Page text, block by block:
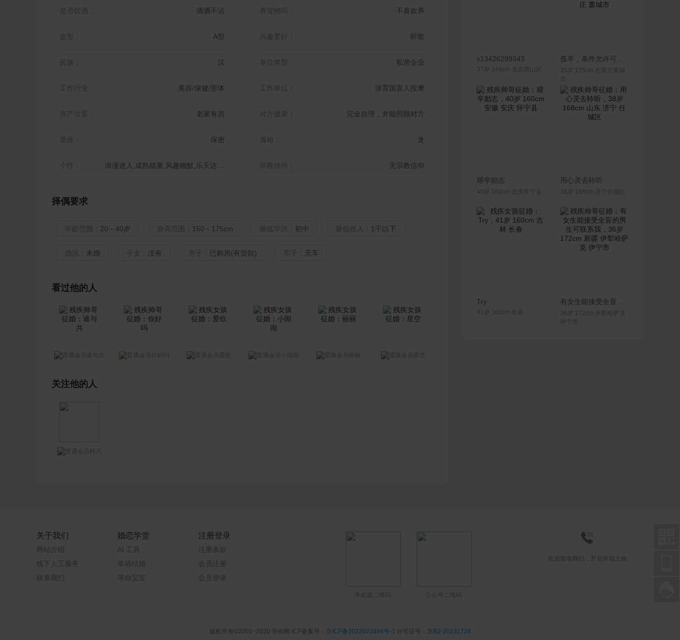
是否饮酒： 滴酒不沾 养宠物吗： 不喜欢养
血型： A型 兴趣爱好： 听歌
民族： 汉 单位类型： 私营企业
工作行业： 美容/保健/形体 工作单位： 张育国盲人按摩
房产位置： 老家有房 对方健康： 完全自理，并能照顾对方
星座： 保密 属相： 龙
个性： 宗教信仰： 无宗教信仰
择偶要求
年龄范围： 20～40岁 身高范围： 150～175cm 最低学历： 初中 最低收入： 1千以下
婚况： 未婚 子女： 没有 房子： 已购房(有贷款) 车子： 无车
看过他的人
谁与共 你好吗 爱欣 小闹闹 星空
关注他的人
联系Ta
v13426299343
37岁 149cm 北京房山区
联系Ta
35岁 175cm 石家庄藁城
联系Ta
艰辛励志
40岁 160cm 安庆怀宁县
联系Ta
用心灵去聆听
38岁 168cm 济宁任城区
Try
41岁 160cm 长春
联系Ta
36岁 172cm 伊犁哈萨克
伊宁市
关于我们
网站介绍
线下人工服务
联系我们
婚恋学堂
AI 工具
幸福结婚
等你宝宝
注册登录
注册条款
会员注册
会员登录
手机版二维码 公众号二维码

欢迎致电我们，开启幸福之旅
版权所有©2001~2020 等你网 ICP备案号： 京ICP备2022022494号-3 许可证号： 京B2-20231728